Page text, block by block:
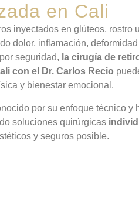
en Cali
inyectados en glúteos, rostro
dolor, inflamación,
seguridad, la cirugía de
con el Dr. Carlos Recio
y bienestar emocional.
por su enfoque técnico y
soluciones quirúrgicas
y seguros posible.